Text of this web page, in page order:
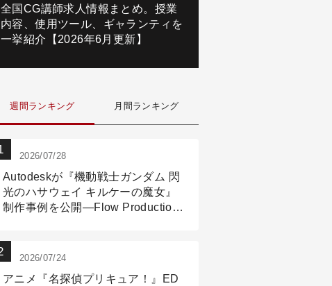
全国CG講師求人情報まとめ。授業
内容、使用ツール、ギャランティを
一挙紹介【2026年6月更新】
週間ランキング 月間ランキング
2026/07/28
Autodeskが『機動戦士ガンダム 閃
光のハサウェイ キルケーの魔女』
制作事例を公開―Flow Production
2026/07/24
アニメ『名探偵プリキュア！』ED